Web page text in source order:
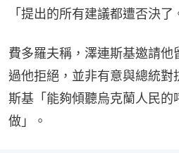
「提出的所有建議都遭否決了
費多羅夫稱，澤連斯基邀請他
過他拒絕，並非有意與總統對
斯基「能夠傾聽烏克蘭人民的
做」。